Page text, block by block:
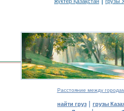
Расстояние между
найти груз | грузы